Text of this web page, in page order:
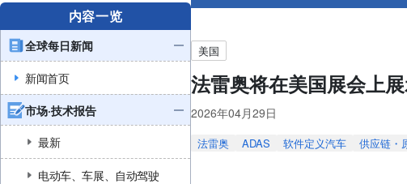
内容一览
全球每日新闻
新闻首页
市场·技术报告
最新
电动车、车展、自动驾驶
美国
法雷奥将在美国展会上
2026年04月29日
法雷奥 ADAS 软件定义汽车 供应链・